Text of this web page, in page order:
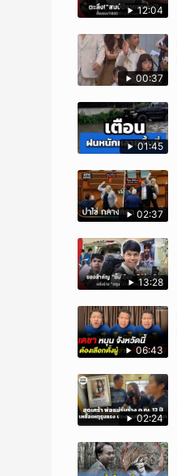
12:04
00:37
01:45
02:37
13:28
06:43
02:24